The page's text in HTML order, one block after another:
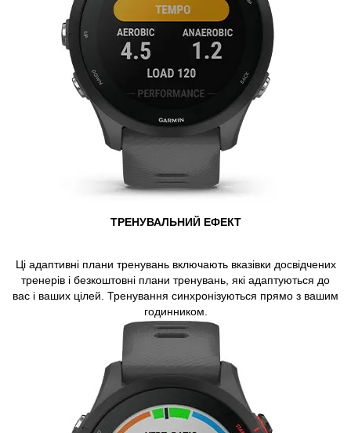
ТРЕНУВАЛЬНИЙ ЕФЕКТ
Ці адаптивні плани тренувань включають вказівки досвідчених
тренерів і безкоштовні плани тренувань, які адаптуються до
вас і ваших цілей. Тренування синхронізуються прямо з вашим
годинником.